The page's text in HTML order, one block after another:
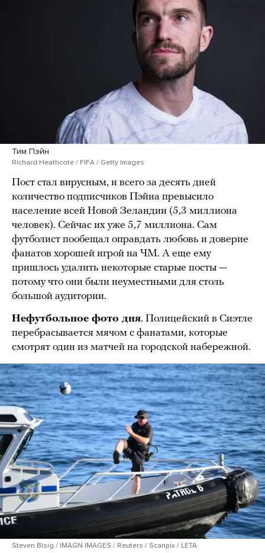
Тим Пэйн
Richard Heathcote / FIFA / Getty Images
Пост стал вирусным, и всего за десять дней
количество подписчиков Пэйна превысило
население всей Новой Зеландии (5,3 миллиона
человек). Сейчас их уже 5,7 миллиона. Сам
футболист пообещал оправдать любовь и доверие
фанатов хорошей игрой на ЧМ. А еще ему
пришлось удалить некоторые старые посты —
потому что они были неуместными для столь
большой аудитории.
Нефутбольное фото дня. Полицейский в Сиэтле
перебрасывается мячом с фанатами, которые
смотрят один из матчей на городской набережной.
Steven Bisig / IMAGN IMAGES / Reuters / Scanpix / LETA